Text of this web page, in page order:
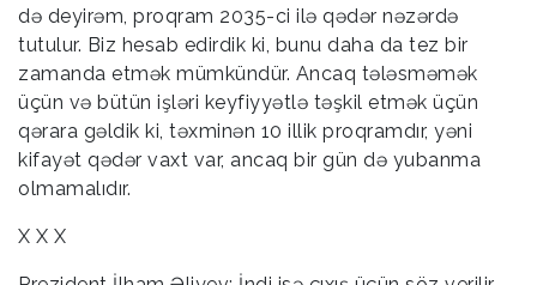
də deyirəm, proqram 2035-ci ilə qədər nəzərdə
tutulur. Biz hesab edirdik ki, bunu daha da tez bir
zamanda etmək mümkündür. Ancaq tələsməmək
üçün və bütün işləri keyfiyyətlə təşkil etmək üçün
qərara gəldik ki, təxminən 10 illik proqramdır, yəni
kifayət qədər vaxt var, ancaq bir gün də yubanma
olmamalıdır.
X X X